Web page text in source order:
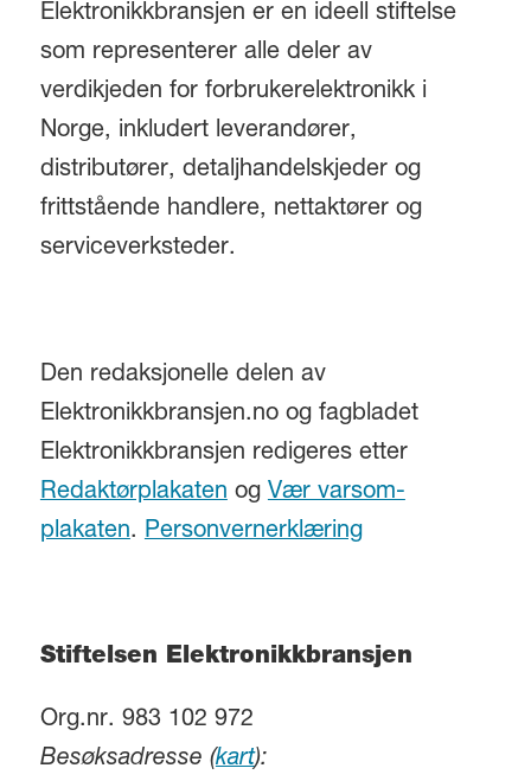
Elektronikkbransjen er en ideell stiftelse
som representerer alle deler av
verdikjeden for forbrukerelektronikk i
Norge, inkludert leverandører,
distributører, detaljhandelskjeder og
frittstående handlere, nettaktører og
serviceverksteder.
Den redaksjonelle delen av
Elektronikkbransjen.no og fagbladet
Elektronikkbransjen redigeres etter
Redaktørplakaten og Vær varsom-
plakaten. Personvernerklæring
Stiftelsen Elektronikkbransjen
Org.nr. 983 102 972
Besøksadresse (kart):